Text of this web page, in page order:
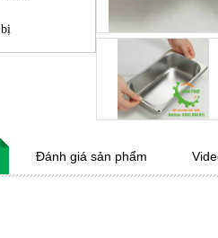
Đánh giá sản phẩm